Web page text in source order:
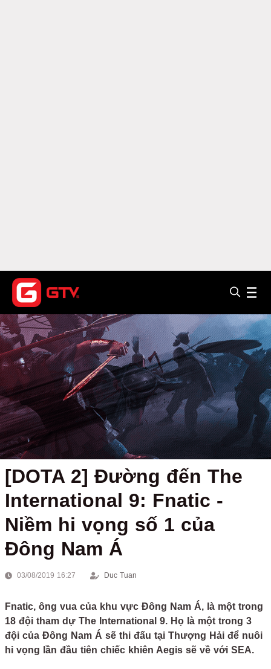
[DOTA 2] Đường đến The
International 9: Fnatic -
Niềm hi vọng số 1 của
Đông Nam Á
03/08/2019 16:27 Duc Tuan
Fnatic, ông vua của khu vực Đông Nam Á, là một trong
18 đội tham dự The International 9. Họ là một trong 3
đội của Đông Nam Á sẽ thi đấu tại Thượng Hải để nuôi
hi vọng lần đầu tiên chiếc khiên Aegis sẽ về với SEA.